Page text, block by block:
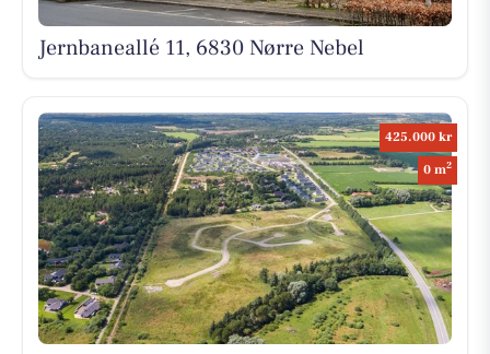
Jernbaneallé 11, 6830 Nørre Nebel
425.000 kr
0 m2